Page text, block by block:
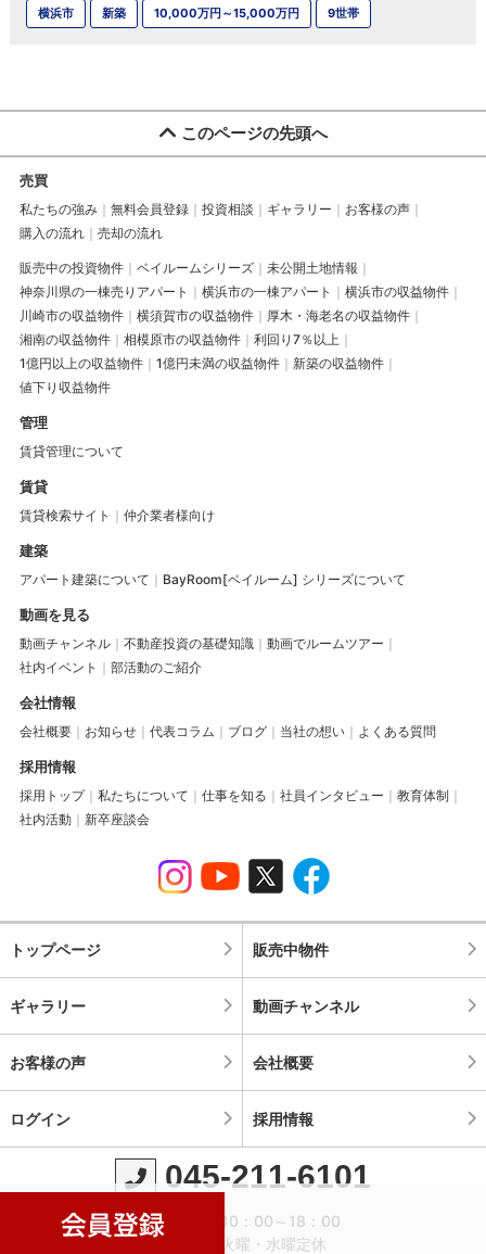
横浜市 新築 10,000万円～15,000万円 9世帯
このページの先頭へ
売買
私たちの強み 無料会員登録 投資相談 ギャラリー
お客様の声
購入の流れ
売却の流れ
販売中の投資物件 ベイルームシリーズ
未公開土地情報
神奈川県の一棟売りアパート
横浜市の一棟アパート
横浜市の収益物件
川崎市の収益物件
横須賀市の収益物件
厚木・海老名の収益物件
湘南の収益物件
相模原市の収益物件
利回り7％以上
1億円以上の収益物件
1億円未満の収益物件
新築の収益物件
値下り収益物件
管理
賃貸管理について
賃貸
賃貸検索サイト 仲介業者様向け
建築
アパート建築について BayRoom[ベイルーム] シリーズについて
動画を見る
動画チャンネル 不動産投資の基礎知識
動画でルームツアー
社内イベント
部活動のご紹介
会社情報
会社概要 お知らせ 代表コラム ブログ 当社の想い よくある質問
採用情報
採用トップ 私たちについて 仕事を知る 社員インタビュー
教育体制
社内活動
新卒座談会
トップページ 販売中物件
ギャラリー 動画チャンネル
お客様の声 会社概要
ログイン 採用情報
045-211-6101
営業時間：10：00～18：00
定休日：火曜・水曜定休